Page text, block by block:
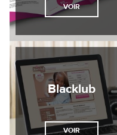
VOIR
Blacklub
VOIR